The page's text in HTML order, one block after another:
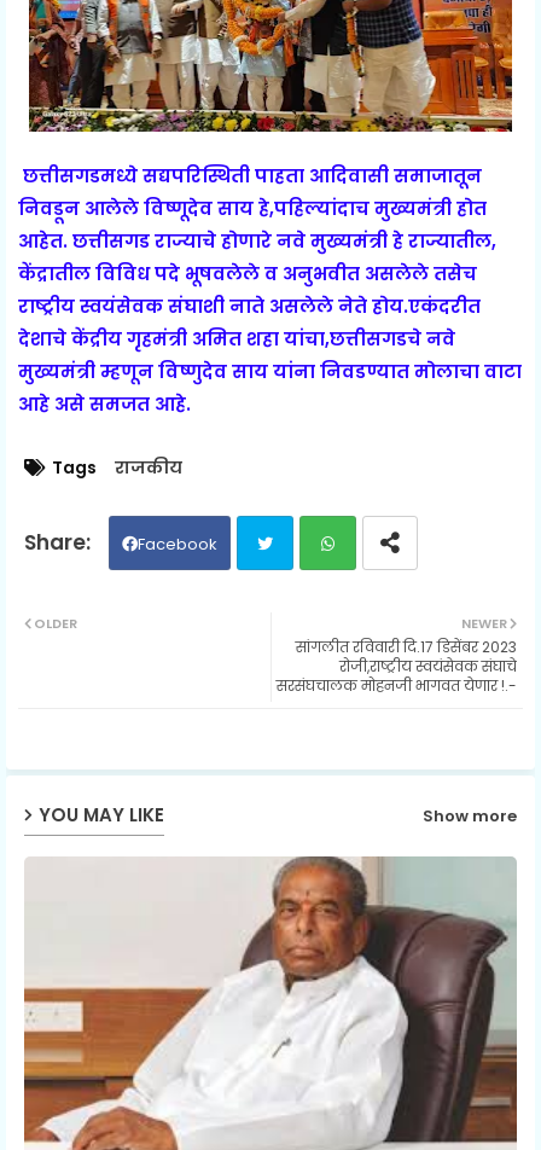
छत्तीसगडमध्ये सद्यपरिस्थिती पाहता आदिवासी समाजातून
निवडून आलेले विष्णूदेव साय हे,पहिल्यांदाच मुख्यमंत्री होत
आहेत. छत्तीसगड राज्याचे होणारे नवे मुख्यमंत्री हे राज्यातील,
केंद्रातील विविध पदे भूषवलेले व अनुभवीत असलेले तसेच
राष्ट्रीय स्वयंसेवक संघाशी नाते असलेले नेते होय.एकंदरीत
देशाचे केंद्रीय गृहमंत्री अमित शहा यांचा,छत्तीसगडचे नवे
मुख्यमंत्री म्हणून विष्णुदेव साय यांना निवडण्यात मोलाचा वाटा
आहे असे समजत आहे.
Tags राजकीय
Facebook
ats
NEWER
सांगलीत रविवारी दि.17 डिसेंबर 2023
रोजी,राष्ट्रीय स्वयंसेवक संघाचे
सरसंघचालक मोहनजी भागवत येणार !.-
OLDER
YOU MAY LIKE Show more